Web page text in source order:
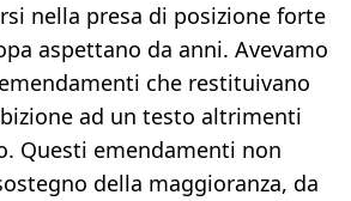
nella presa di posizione forte
aspettano da anni. Avevamo
che restituivano
ad un testo altrimenti
Questi emendamenti non
della maggioranza, da